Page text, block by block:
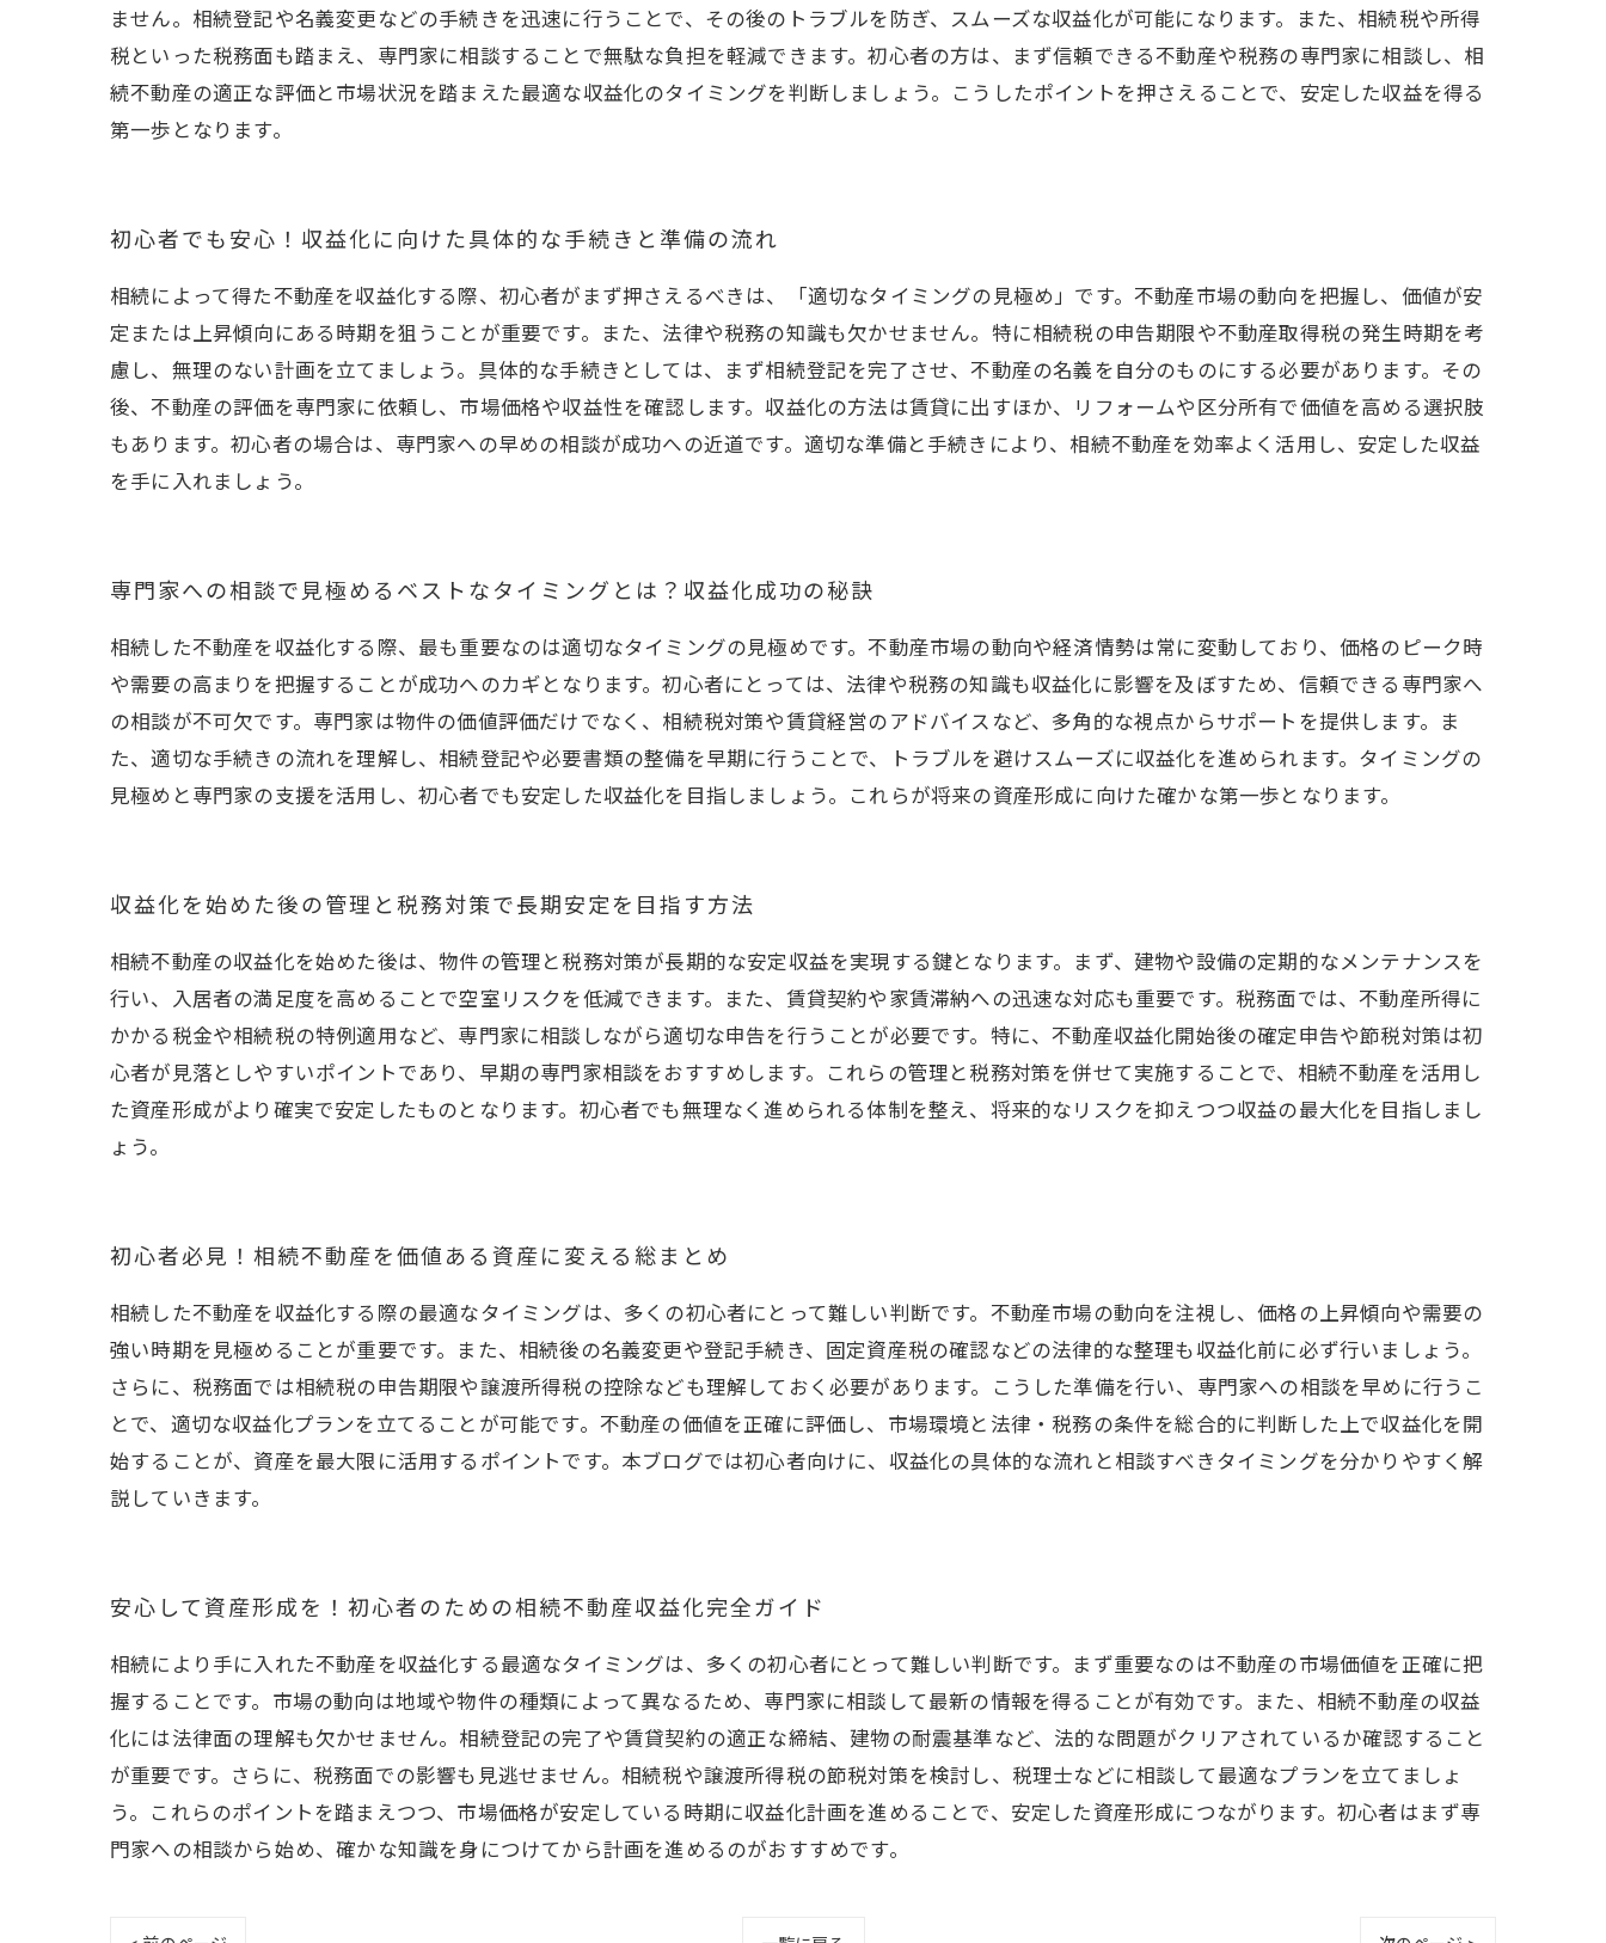
ません。相続登記や名義変更などの手続きを迅速に行うことで、その後のトラブルを防ぎ、スムーズな収益化が可能になります。また、相続税や所得
税といった税務面も踏まえ、専門家に相談することで無駄な負担を軽減できます。初心者の方は、まず信頼できる不動産や税務の専門家に相談し、相
続不動産の適正な評価と市場状況を踏まえた最適な収益化のタイミングを判断しましょう。こうしたポイントを押さえることで、安定した収益を得る
第一歩となります。
初心者でも安心！収益化に向けた具体的な手続きと準備の流れ
相続によって得た不動産を収益化する際、初心者がまず押さえるべきは、「適切なタイミングの見極め」です。不動産市場の動向を把握し、価値が安
定または上昇傾向にある時期を狙うことが重要です。また、法律や税務の知識も欠かせません。特に相続税の申告期限や不動産取得税の発生時期を考
慮し、無理のない計画を立てましょう。具体的な手続きとしては、まず相続登記を完了させ、不動産の名義を自分のものにする必要があります。その
後、不動産の評価を専門家に依頼し、市場価格や収益性を確認します。収益化の方法は賃貸に出すほか、リフォームや区分所有で価値を高める選択肢
もあります。初心者の場合は、専門家への早めの相談が成功への近道です。適切な準備と手続きにより、相続不動産を効率よく活用し、安定した収益
を手に入れましょう。
専門家への相談で見極めるベストなタイミングとは？収益化成功の秘訣
相続した不動産を収益化する際、最も重要なのは適切なタイミングの見極めです。不動産市場の動向や経済情勢は常に変動しており、価格のピーク時
や需要の高まりを把握することが成功へのカギとなります。初心者にとっては、法律や税務の知識も収益化に影響を及ぼすため、信頼できる専門家へ
の相談が不可欠です。専門家は物件の価値評価だけでなく、相続税対策や賃貸経営のアドバイスなど、多角的な視点からサポートを提供します。ま
た、適切な手続きの流れを理解し、相続登記や必要書類の整備を早期に行うことで、トラブルを避けスムーズに収益化を進められます。タイミングの
見極めと専門家の支援を活用し、初心者でも安定した収益化を目指しましょう。これらが将来の資産形成に向けた確かな第一歩となります。
収益化を始めた後の管理と税務対策で長期安定を目指す方法
相続不動産の収益化を始めた後は、物件の管理と税務対策が長期的な安定収益を実現する鍵となります。まず、建物や設備の定期的なメンテナンスを
行い、入居者の満足度を高めることで空室リスクを低減できます。また、賃貸契約や家賃滞納への迅速な対応も重要です。税務面では、不動産所得に
かかる税金や相続税の特例適用など、専門家に相談しながら適切な申告を行うことが必要です。特に、不動産収益化開始後の確定申告や節税対策は初
心者が見落としやすいポイントであり、早期の専門家相談をおすすめします。これらの管理と税務対策を併せて実施することで、相続不動産を活用し
た資産形成がより確実で安定したものとなります。初心者でも無理なく進められる体制を整え、将来的なリスクを抑えつつ収益の最大化を目指しまし
ょう。
初心者必見！相続不動産を価値ある資産に変える総まとめ
相続した不動産を収益化する際の最適なタイミングは、多くの初心者にとって難しい判断です。不動産市場の動向を注視し、価格の上昇傾向や需要の
強い時期を見極めることが重要です。また、相続後の名義変更や登記手続き、固定資産税の確認などの法律的な整理も収益化前に必ず行いましょう。
さらに、税務面では相続税の申告期限や譲渡所得税の控除なども理解しておく必要があります。こうした準備を行い、専門家への相談を早めに行うこ
とで、適切な収益化プランを立てることが可能です。不動産の価値を正確に評価し、市場環境と法律・税務の条件を総合的に判断した上で収益化を開
始することが、資産を最大限に活用するポイントです。本ブログでは初心者向けに、収益化の具体的な流れと相談すべきタイミングを分かりやすく解
説していきます。
安心して資産形成を！初心者のための相続不動産収益化完全ガイド
相続により手に入れた不動産を収益化する最適なタイミングは、多くの初心者にとって難しい判断です。まず重要なのは不動産の市場価値を正確に把
握することです。市場の動向は地域や物件の種類によって異なるため、専門家に相談して最新の情報を得ることが有効です。また、相続不動産の収益
化には法律面の理解も欠かせません。相続登記の完了や賃貸契約の適正な締結、建物の耐震基準など、法的な問題がクリアされているか確認すること
が重要です。さらに、税務面での影響も見逃せません。相続税や譲渡所得税の節税対策を検討し、税理士などに相談して最適なプランを立てましょ
う。これらのポイントを踏まえつつ、市場価格が安定している時期に収益化計画を進めることで、安定した資産形成につながります。初心者はまず専
門家への相談から始め、確かな知識を身につけてから計画を進めるのがおすすめです。